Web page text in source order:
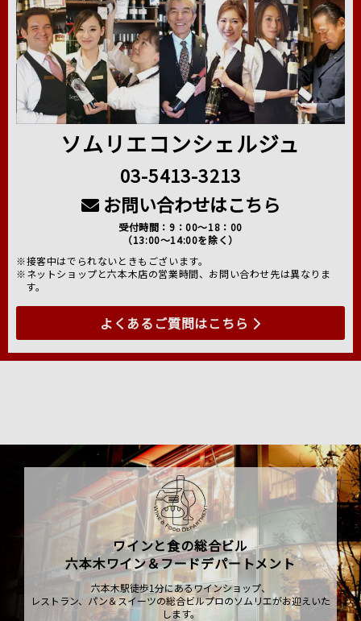
ソムリエコンシェルジュ
03-5413-3213
お問い合わせはこちら
受付時間：9：00～18：00
（13:00～14:00を除く）
※接客中はでられないときもございます。
※ネットショップと六本木店の営業時間、お問い合わせ先は異なりま
す。
よくあるご質問はこちら
ワインと食の総合ビル
六本木ワイン＆フードデパートメント
六本木駅徒歩1分にあるワインショップ、
レストラン、パン＆スイーツの総合ビルプロのソムリエがお迎えいた
します。